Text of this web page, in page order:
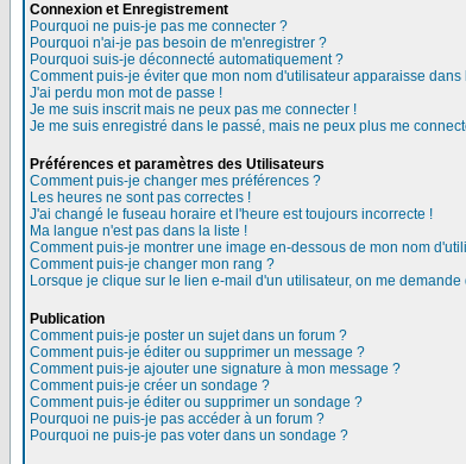
Connexion et Enregistrement
Pourquoi ne puis-je pas me connecter ?
Pourquoi n'ai-je pas besoin de m'enregistrer ?
Pourquoi suis-je déconnecté automatiquement ?
Comment puis-je éviter que mon nom d'utilisateur apparaisse
J'ai perdu mon mot de passe !
Je me suis inscrit mais ne peux pas me connecter !
Je me suis enregistré dans le passé, mais ne peux plus me
Préférences et paramètres des Utilisateurs
Comment puis-je changer mes préférences ?
Les heures ne sont pas correctes !
J'ai changé le fuseau horaire et l'heure est toujours incorrecte !
Ma langue n'est pas dans la liste !
Comment puis-je montrer une image en-dessous de mon nom
Comment puis-je changer mon rang ?
Lorsque je clique sur le lien e-mail d'un utilisateur, on me demande
Publication
Comment puis-je poster un sujet dans un forum ?
Comment puis-je éditer ou supprimer un message ?
Comment puis-je ajouter une signature à mon message ?
Comment puis-je créer un sondage ?
Comment puis-je éditer ou supprimer un sondage ?
Pourquoi ne puis-je pas accéder à un forum ?
Pourquoi ne puis-je pas voter dans un sondage ?